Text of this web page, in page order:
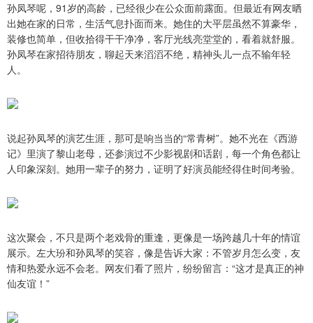
孙凤琴呢，91岁的高龄，已经很少在公众面前露面。但最近有网友晒
出她在家的日常，生活气息扑面而来。她住的大平层虽然不算豪华，
装修也简单，但收拾得干干净净，客厅光线亮堂堂的，看着就舒服。
孙凤琴在家招待朋友，聊起天来滔滔不绝，精神头儿一点不输年轻
人。
说起孙凤琴的演艺生涯，那可是响当当的“常青树”。她不光在《西游
记》里演了黎山老母，还参演过不少影视剧和话剧，每一个角色都让
人印象深刻。她用一辈子的努力，证明了好演员能经得住时间考验。
这次聚会，不只是两个老戏骨的重逢，更像是一场跨越几十年的情谊
展示。左大玢和孙凤琴的笑容，像是告诉大家：不管岁月怎么变，友
情和热爱永远不会老。网友们看了照片，纷纷留言：“这才是真正的神
仙友谊！”